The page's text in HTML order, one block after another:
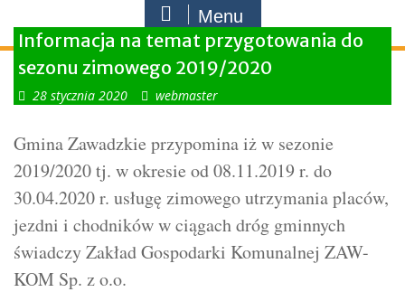
Menu
Informacja na temat przygotowania do
sezonu zimowego 2019/2020
28 stycznia 2020 webmaster
Gmina Zawadzkie przypomina iż w sezonie
2019/2020 tj. w okresie od 08.11.2019 r. do
30.04.2020 r. usługę zimowego utrzymania placów,
jezdni i chodników w ciągach dróg gminnych
świadczy Zakład Gospodarki Komunalnej ZAW-
KOM Sp. z o.o.